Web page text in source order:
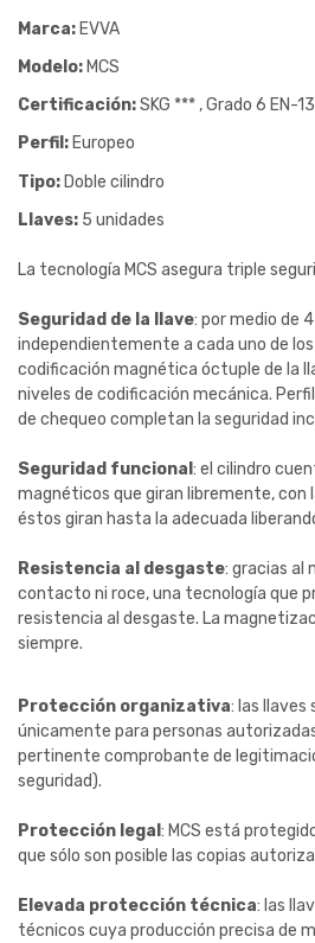
Marca: EVVA
Modelo: MCS
Certificación:SKG *** , Grado 6 EN-
Perfil:Europeo
Tipo: Doble cilindro
Llaves: 5 unidades
La tecnología MCS asegura triple
Seguridad de la llave: por medio de
independientemente a cada uno de
codificación magnética óctuple de la
niveles de codificación mecánica.
de chequeo completan la seguridad
Seguridad funcional : el cilindro
magnéticos que giran libremente, con
éstos giran hasta la adecuada
Resistencia al desgaste: gracias al
contacto ni roce, una tecnología que
resistencia al desgaste. La
siempre.
Protección organizativa: las llaves
únicamente para personas
pertinente comprobante de
seguridad).
Protección legal : MCS está
que sólo son posible las copias
Elevada protección técnica: las
técnicos cuya producción precisa de